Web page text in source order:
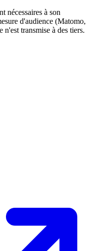
nécessaires à son
d'audience (Matomo,
n'est transmise à des tiers.